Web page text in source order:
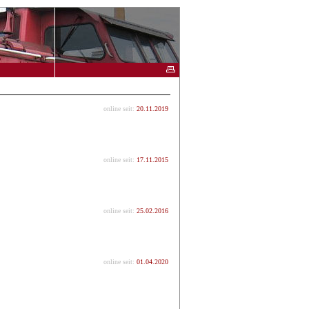
online seit: 20.11.2019
online seit: 17.11.2015
online seit: 25.02.2016
online seit: 01.04.2020